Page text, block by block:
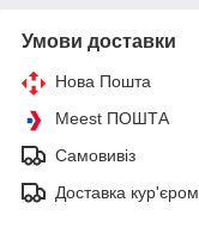
Умови доставки
Нова Пошта
Meest ПОШТА
Самовивіз
Доставка кур'єром